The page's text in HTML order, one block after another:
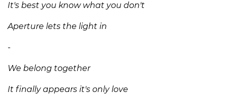
It's best you know what you don't
Aperture lets the light in
-
We belong together
It finally appears it's only love